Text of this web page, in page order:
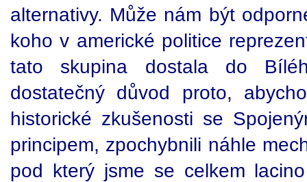
alternativy. Může nám být
koho v americké politice
tato skupina dostala do
dostatečný důvod proto,
historické zkušenosti se
principem, zpochybnili náhle
pod který jsme se celkem